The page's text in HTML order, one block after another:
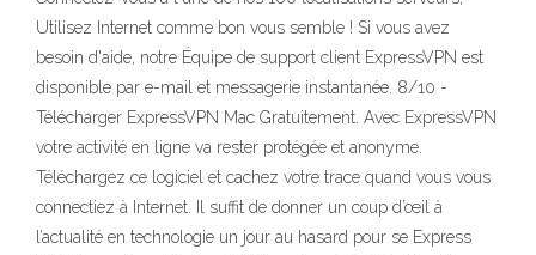
Utilisez Internet comme bon vous semble ! Si vous avez
besoin d'aide, notre Équipe de support client ExpressVPN est
disponible par e-mail et messagerie instantanée. 8/10 -
Télécharger ExpressVPN Mac Gratuitement. Avec ExpressVPN
votre activité en ligne va rester protégée et anonyme.
Téléchargez ce logiciel et cachez votre trace quand vous vous
connectiez à Internet. Il suffit de donner un coup d’œil à
l’actualité en technologie un jour au hasard pour se Express